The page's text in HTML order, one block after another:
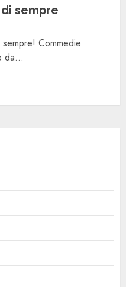
sempre
Commedie
da...